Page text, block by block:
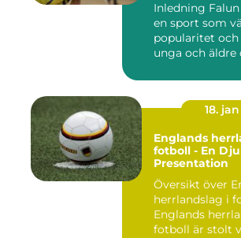
Inledning Falun innebandy är
en sport som
popularitet och
unga och äldre
18. jan
Englands
fotboll - En
Presentation
Översikt över
herrlandslag i
Englands
fotboll är stolt